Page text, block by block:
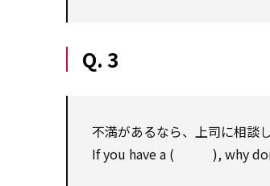
Q. 3
不満があるなら、上司に相談
If you have a ( ), why